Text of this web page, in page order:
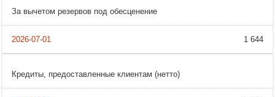
За вычетом резервов под обесценение
1 644
Кредиты, предоставленные клиентам (нетто)